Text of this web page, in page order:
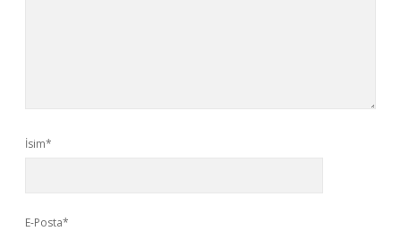
İsim*
E-Posta*